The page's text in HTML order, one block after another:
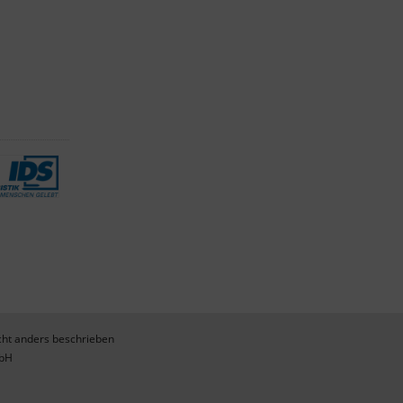
anders beschrieben